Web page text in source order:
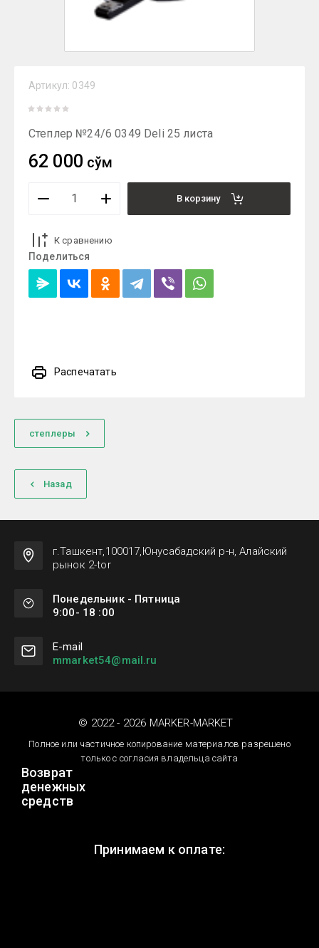
Артикул: 0349
Степлер №24/6 0349 Deli 25 листа
62 000 сўм
В корзину
К сравнению
Поделиться
Распечатать
степлеры
Назад
г.Ташкент,100017,Юнусабадский р-н, Алайский
рынок 2-tor
Понедельник - Пятница
9:00- 18 :00
Е-mail
mmarket54@mail.ru
© 2022 - 2026 MARKER-MARKET
Полное или частичное копирование материалов разрешено
только с согласия владельца сайта
Возврат
денежных
средств
Принимаем к оплате: